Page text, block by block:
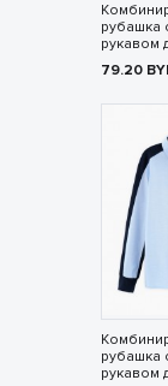
рубашка
рукавом
79.20
рубашка
рукавом